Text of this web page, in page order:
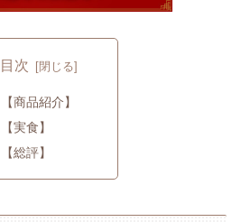
目次
【商品紹介】
【実食】
【総評】